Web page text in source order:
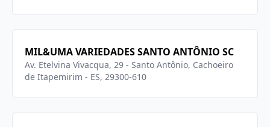
MIL&UMA VARIEDADES SANTO ANTÔNIO SC
Av. Etelvina Vivacqua, 29 - Santo Antônio, Cachoeiro
de Itapemirim - ES, 29300-610